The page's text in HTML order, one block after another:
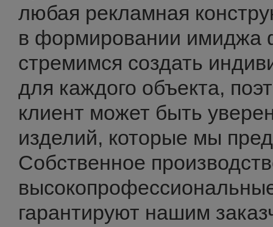
любая рекламная
в формировании
стремимся создать
для каждого объекта,
клиент может быть
изделий, которые мы
Собственное
гарантируют нашим